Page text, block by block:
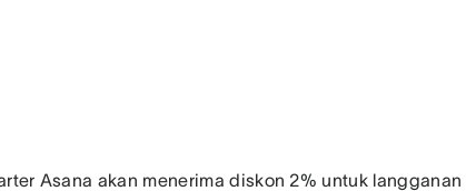
Asana akan menerima diskon 2% untuk